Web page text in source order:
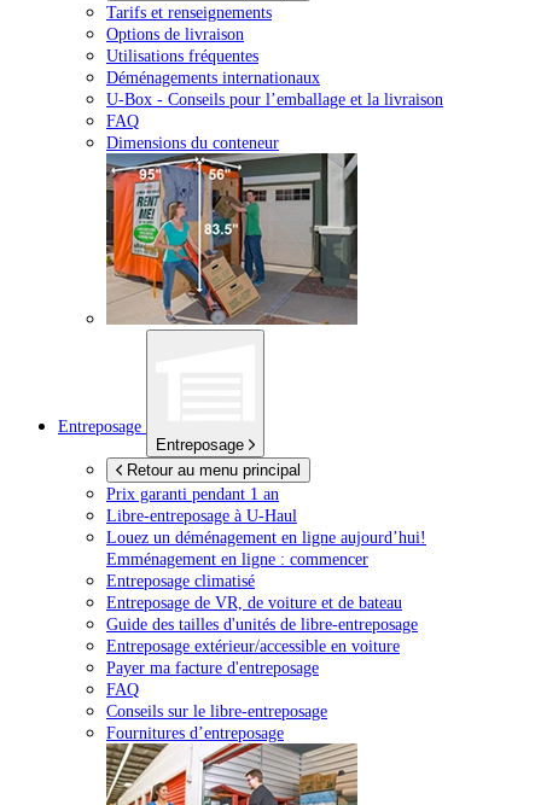
Tarifs et renseignements
Options de livraison
Utilisations fréquentes
Déménagements internationaux
U-Box - Conseils pour l’emballage et la livraison
FAQ
Dimensions du conteneur
Entreposage
Entreposage
Retour au menu principal
Prix garanti pendant 1 an
Libre-entreposage à U-Haul
Louez un déménagement en ligne aujourd’hui!
Emménagement en ligne : commencer
Entreposage climatisé
Entreposage de VR, de voiture et de bateau
Guide des tailles d'unités de libre-entreposage
Entreposage extérieur/accessible en voiture
Payer ma facture d'entreposage
FAQ
Conseils sur le libre-entreposage
Fournitures d’entreposage